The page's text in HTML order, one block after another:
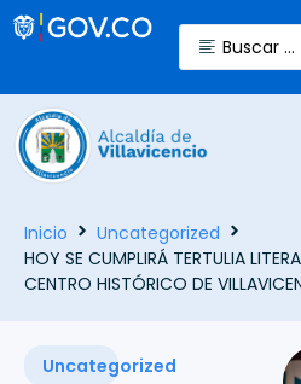
Inicio
Uncategorized
HOY SE CUMPLIRÁ TERTULIA
CENTRO HISTÓRICO DE
Uncategorized